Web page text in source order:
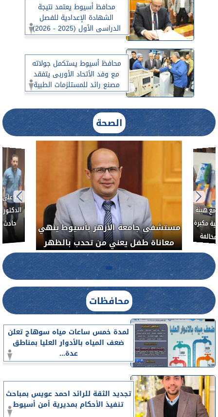
محافظ أسيوط يعتمد نتيجة
الشهادة الإعدادية للفصل
الدراسى الأول (2025 - 2026)
محافظ أسيوط يستكمل جولاته
مع وفد الأتحاد الأوربى يتفقد
مصنع رائد للمستلزمات الطبية
بعرب العوامر
الصحة
العلاج الحر بمنفلوط بالتعاون مع هيئة
الدواء المصرية يشن حملة رقابية مكبرة
لضبط المنشآت الطبية المخالفة.....
خبيث
محافظات
لمدة خمس ساعات مياه سوهاج تعلن
ضعف المياه بالأدوار العليا بمناطق
عدة...
تجديد الثقة للرائد احمد عويس بمباحث
تنفيذ الأحكام بمديرية أمن أسيوط